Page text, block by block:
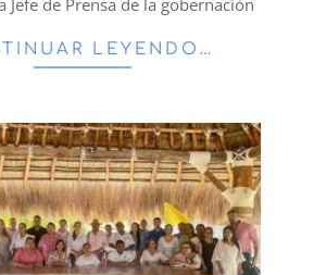
LEYENDO…